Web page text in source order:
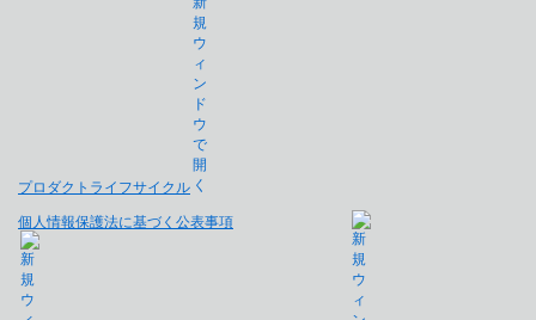
プロダクトライフサイクル
個人情報保護法に基づく公表事項